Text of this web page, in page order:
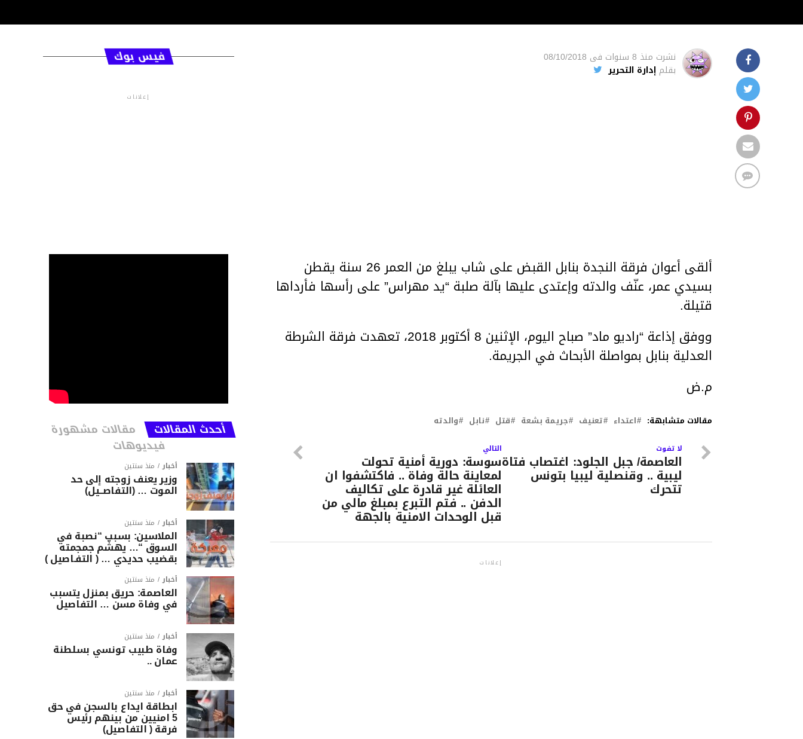
نشرت منذ 8 سنوات فى 08/10/2018
بقلم إدارة التحرير
ألقى أعوان فرقة النجدة بنابل القبض على شاب يبلغ من العمر 26 سنة يقطن
بسيدي عمر، عنّف والدته وإعتدى عليها بآلة صلبة “يد مهراس” على رأسها فأرداها
قتيلة.
ووفق إذاعة “راديو ماد” صباح اليوم، الإثنين 8 أكتوبر 2018، تعهدت فرقة الشرطة
العدلية بنابل بمواصلة الأبحاث في الجريمة.
م.ض
مقالات متشابهة: اعتداء تعنيف جريمة بشعة قتل نابل والدته
التالي
سوسة: دورية أمنية تحولت
لمعاينة حالة وفاة .. فاكتشفوا ان
العائلة غير قادرة على تكاليف
الدفن .. فتم التبرع بمبلغ مالي من
قبل الوحدات الامنية بالجهة
لا تفوت
العاصمة/ جبل الجلود: اغتصاب فتاة
ليبية .. وقنصلية ليبيا بتونس
تتحرك
إعلانات
فيس بوك
إعلانات
أحدث المقالات مقالات مشهورة
فيديوهات
أخبار منذ سنتين
وزير يعنف زوجته إلى حد
الموت … (التفاصــيل)
أخبار منذ سنتين
الملاسين: بسبب “نصبة في
السوق “… يهشّم جمجمته
بقضيب حديدي … ( التفـاصيل )
أخبار منذ سنتين
العاصمة: حريق بمنزل يتسبب
في وفاة مسن … التفاصيل
أخبار منذ سنتين
وفاة طبيب تونسي بسلطنة
عمان ..
أخبار منذ سنتين
ابطاقة ايداع بالسجن في حق
5 امنيين من بينهم رئيس
فرقة ( التفاصيل)